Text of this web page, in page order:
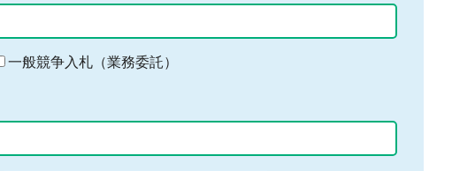
一般競争入札（業務委託）